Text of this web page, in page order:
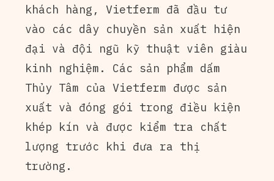
khách hàng, Vietferm đã đầu tư
vào các dây chuyền sản xuất hiện
đại và đội ngũ kỹ thuật viên giàu
kinh nghiệm. Các sản phẩm dấm
Thủy Tâm của Vietferm được sản
xuất và đóng gói trong điều kiện
khép kín và được kiểm tra chất
lượng trước khi đưa ra thị
trường.